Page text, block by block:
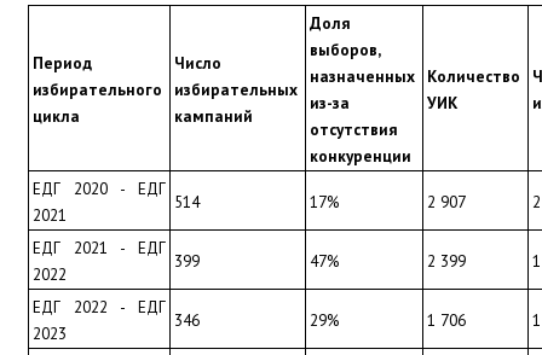
Период
избирательного
цикла
Число
избирательных
кампаний
Доля
выборов,
назначенных
из-за
отсутствия
конкуренции
Количество
УИК
ЕДГ 2020 - ЕДГ
2021
514 17% 2 907
ЕДГ 2021 - ЕДГ
2022
399 47% 2 399
ЕДГ 2022 - ЕДГ
2023
346 29% 1 706